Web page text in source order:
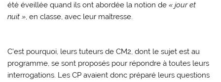
été éveillée quand ils ont abordée la notion de« jour et
nuit », en classe, avec leur maîtresse.
C’est pourquoi, leurs tuteurs de CM2, dont le sujet est au
programme, se sont proposés pour répondre à toutes leurs
interrogations. Les CP avaient donc préparé leurs questions